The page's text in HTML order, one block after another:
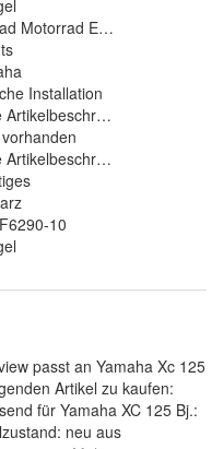
Motorrad Enduro Cross
Installation
10
passt an Yamaha Xc 125
Artikel zu kaufen:
für Yamaha XC 125 Bj.:
neu aus